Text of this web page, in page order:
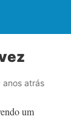
anos atrás
um